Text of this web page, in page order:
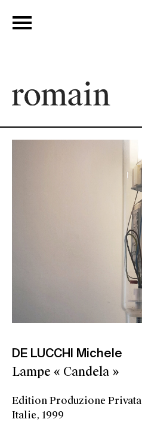
DE LUCCHI Michele
Lampe « Candela »
Edition Produzione Privata
Italie, 1999